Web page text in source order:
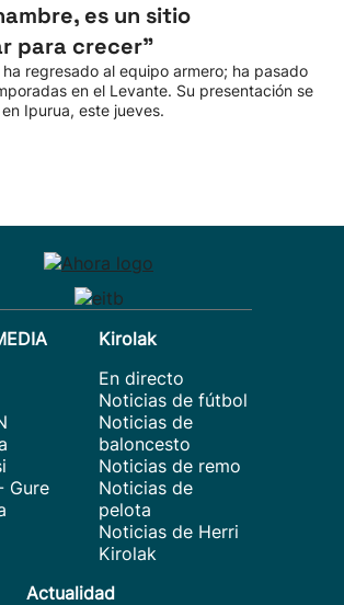
es un sitio
para crecer”
regresado al equipo armero; ha pasado
en el Levante. Su presentación se
Ipurua, este jueves.
Gure
Kirolak
En directo
Noticias de fútbol
Noticias de
baloncesto
Noticias de remo
Noticias de
pelota
Noticias de Herri
Kirolak
Actualidad